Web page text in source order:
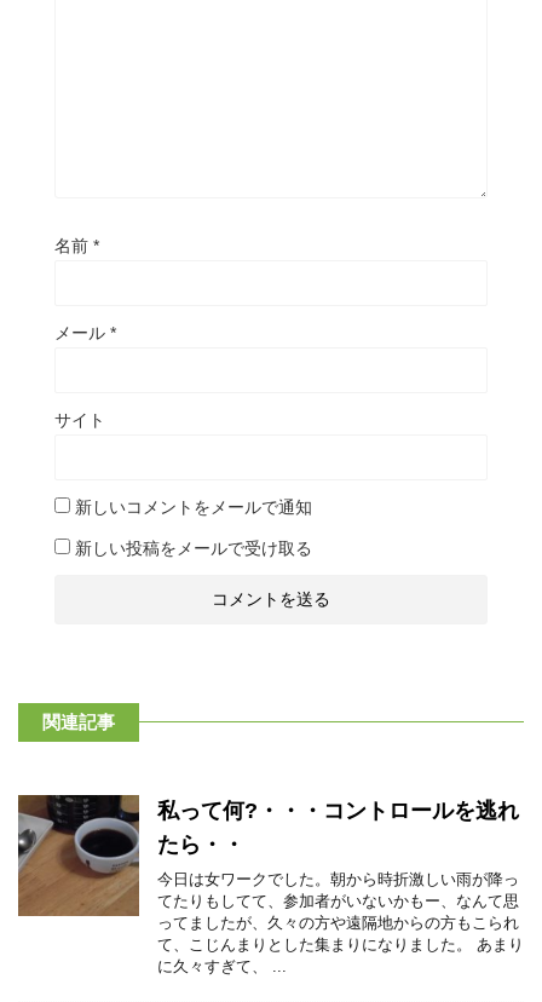
名前 *
メール *
サイト
新しいコメントをメールで通知
新しい投稿をメールで受け取る
関連記事
私って何?・・・コントロールを逃れ
たら・・
今日は女ワークでした。朝から時折激しい雨が降っ
てたりもしてて、参加者がいないかもー、なんて思
ってましたが、久々の方や遠隔地からの方もこられ
て、こじんまりとした集まりになりました。 あまり
に久々すぎて、 ...